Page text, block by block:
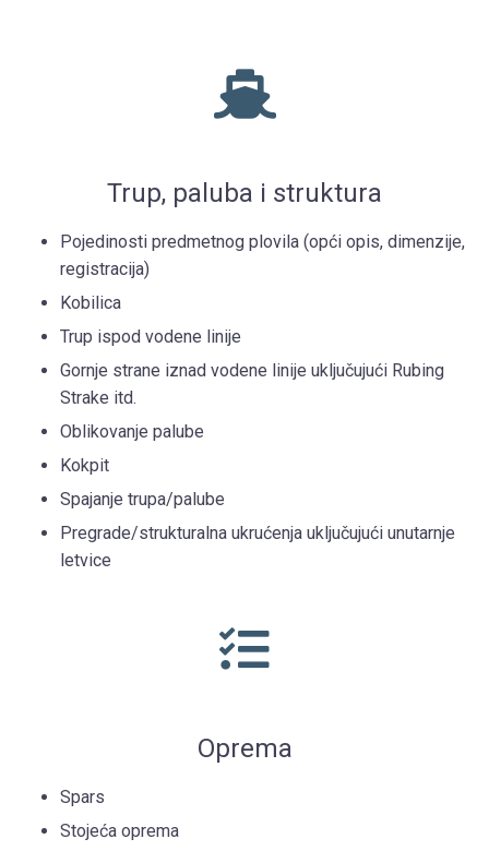
Trup, paluba i struktura
Pojedinosti predmetnog plovila (opći opis, dimenzije,
registracija)
Kobilica
Trup ispod vodene linije
Gornje strane iznad vodene linije uključujući Rubing
Strake itd.
Oblikovanje palube
Kokpit
Spajanje trupa/palube
Pregrade/strukturalna ukrućenja uključujući unutarnje
letvice
Oprema
Spars
Stojeća oprema